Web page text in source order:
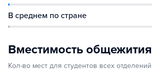
В среднем по стране
Вместимость общежития
Кол-во мест для студентов всех отделений